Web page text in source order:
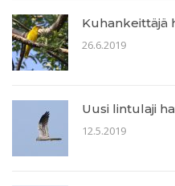
Kuhankeittäjä
26.6.2019
Uusi lintulaji
12.5.2019